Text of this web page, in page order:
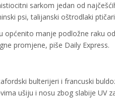
sarkom jedan od
psi, talijanski oštrodlaki
općenito manje podložne raku
promjene, piše Daily Express.
bulterijeri i francuski
ušiju i nosu zbog slabije UV